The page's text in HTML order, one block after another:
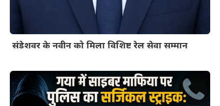
संडेशवर के नवीन को मिला विशिष्ट रेल सेवा सम्मान